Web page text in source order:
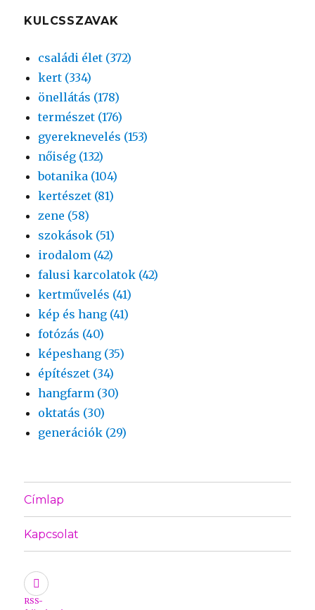
KULCSSZAVAK
családi élet (372)
kert (334)
önellátás (178)
természet (176)
gyereknevelés (153)
nőiség (132)
botanika (104)
kertészet (81)
zene (58)
szokások (51)
irodalom (42)
falusi karcolatok (42)
kertművelés (41)
kép és hang (41)
fotózás (40)
képeshang (35)
építészet (34)
hangfarm (30)
oktatás (30)
generációk (29)
Címlap
Kapcsolat
RSS-